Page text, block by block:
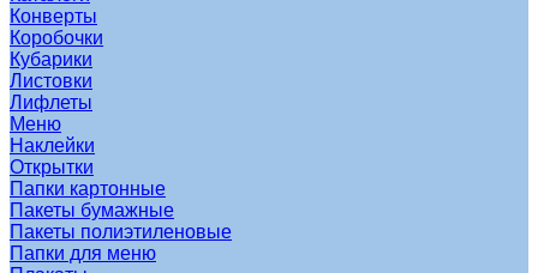
Конверты
Коробочки
Кубарики
Листовки
Лифлеты
Меню
Наклейки
Открытки
Папки картонные
Пакеты бумажные
Пакеты полиэтиленовые
Папки для меню